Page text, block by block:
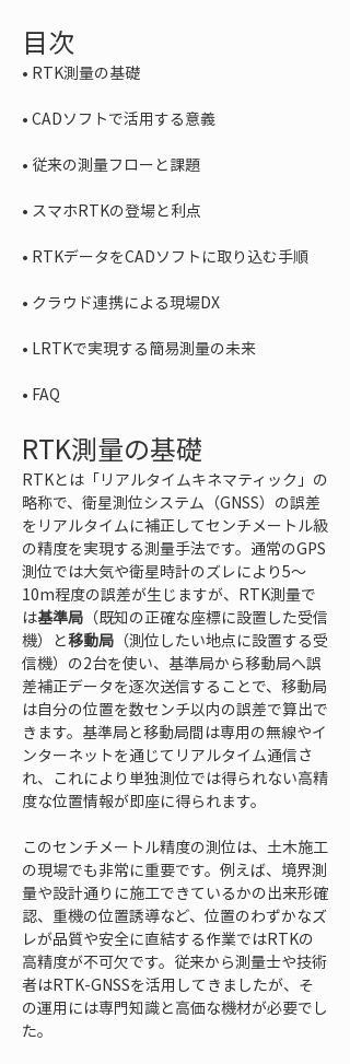
目次
•
•
•
•
•
•
•
• FAQ
RTK測量の基礎
RTKとは「リアルタイムキネマティック」の
略称で、衛星測位システム（GNSS）の誤差
をリアルタイムに補正してセンチメートル級
の精度を実現する測量手法です。通常のGPS
測位では大気や衛星時計のズレにより5〜
10m程度の誤差が生じますが、RTK測量で
は基準局 （既知の正確な座標に設置した受信
機）と移動局 （測位したい地点に設置する受
信機）の2台を使い、基準局から移動局へ誤
差補正データを逐次送信することで、移動局
は自分の位置を数センチ以内の誤差で算出で
きます。基準局と移動局間は専用の無線やイ
ンターネットを通じてリアルタイム通信さ
れ、これにより単独測位では得られない高精
度な位置情報が即座に得られます。
このセンチメートル精度の測位は、土木施工
の現場でも非常に重要です。例えば、境界測
量や設計通りに施工できているかの出来形確
認、重機の位置誘導など、位置のわずかなズ
レが品質や安全に直結する作業ではRTKの
高精度が不可欠です。従来から測量士や技術
者はRTK-GNSSを活用してきましたが、そ
の運用には専門知識と高価な機材が必要でし
た。